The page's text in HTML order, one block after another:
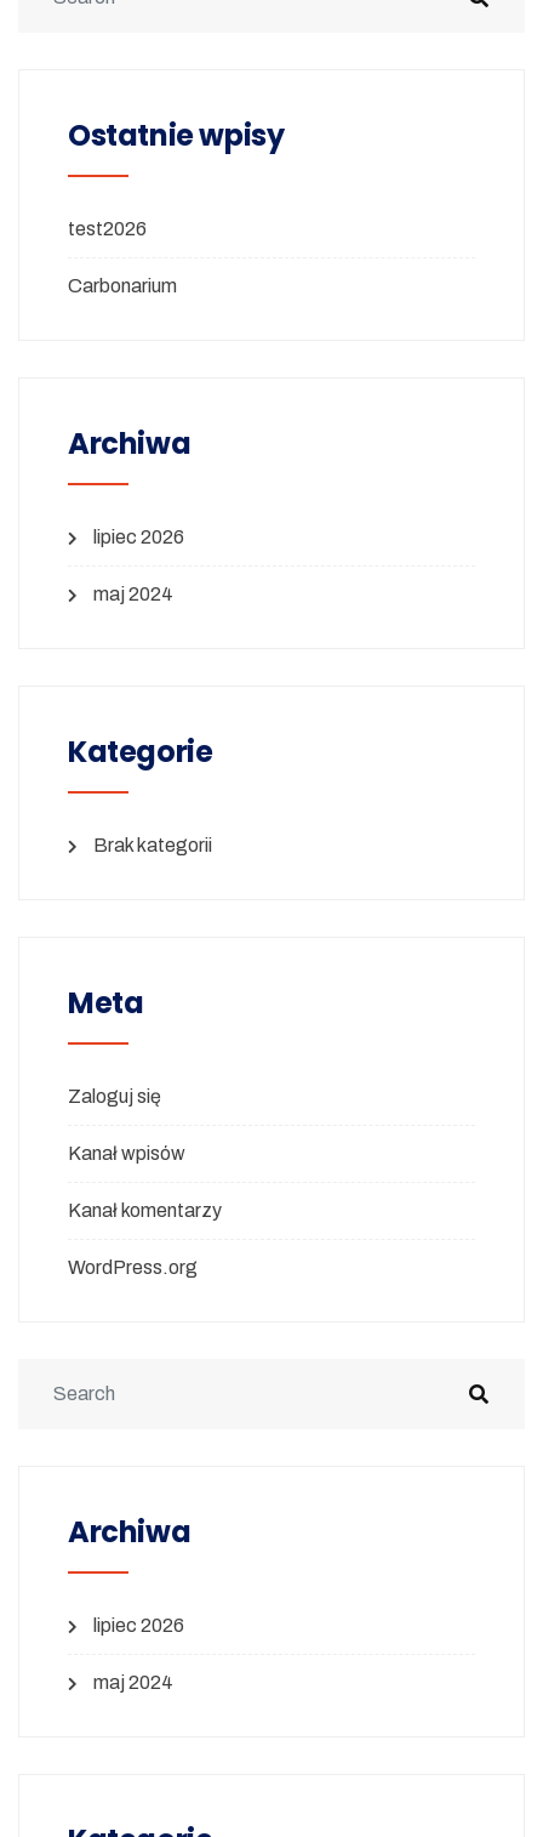
Ostatnie wpisy
test2026
Carbonarium
Archiwa
lipiec 2026
maj 2024
Kategorie
Brak kategorii
Meta
Zaloguj się
Kanał wpisów
Kanał komentarzy
WordPress.org
Archiwa
lipiec 2026
maj 2024